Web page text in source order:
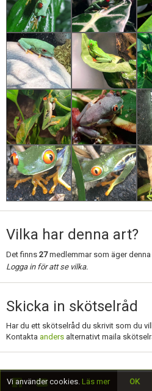
Vilka har denna art?
Det finns 27medlemmar som äger denna
Logga in för att se vilka.
Skicka in skötselråd
Har du ett skötselråd du skrivit som du
Kontakta anders alternativt maila
Vi använder cookies. Läs mer OK